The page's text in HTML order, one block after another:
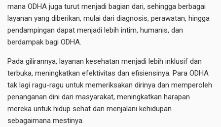
mana ODHA juga turut menjadi bagian dari, sehingga berbagai
layanan yang diberikan, mulai dari diagnosis, perawatan, hingga
pendampingan dapat menjadi lebih intim, humanis, dan
berdampak bagi ODHA.
Pada gilirannya, layanan kesehatan menjadi lebih inklusif dan
terbuka, meningkatkan efektivitas dan efisiensinya. Para ODHA
tak lagi ragu-ragu untuk memeriksakan dirinya dan memperoleh
penanganan dini dari masyarakat, meningkatkan harapan
mereka untuk hidup sehat dan menjalani kehidupan
sebagaimana mestinya.